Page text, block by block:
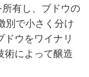
有し、ブドウの
別で小さく分け
ドウをワイナリ
術によって醸造